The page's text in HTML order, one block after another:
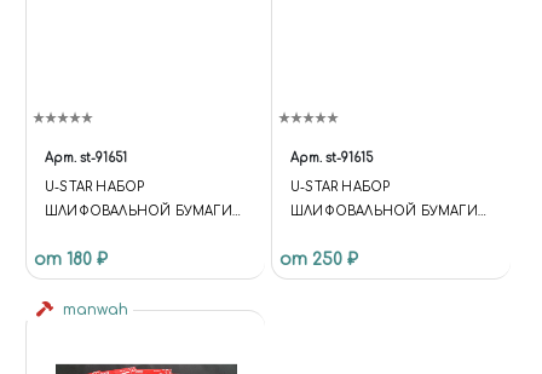
Арт. st-91651
U-STAR НАБОР
ШЛИФОВАЛЬНОЙ БУМАГИ
30ШТ)
от 180 ₽
Арт. st-91615
U-STAR НАБОР
ШЛИФОВАЛЬНОЙ БУМАГИ
от 250 ₽
manwah